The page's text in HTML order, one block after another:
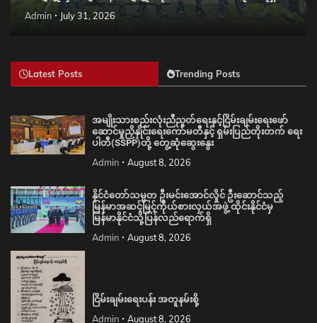
Admin July 31, 2026
Latest Posts Trending Posts
အမျိုးသားစည်းလုံးညီညွတ်ရေးနှင့်ငြိမ်းချမ်းရေးဖော်
ဆောင်မှုညှိနှိုင်းရေးကော်မတီနှင့် ရှမ်းပြည်တိုးတက် ရေး
ပါတီ(SSPP)တို့ တွေ့ဆုံဆွေးနွေး
Admin August 8, 2026
နိုင်ငံတော်သမ္မတ ဦးမင်းအောင်လှိုင် ဦးဆောင်သည့်
မြန်မာအဆင့်မြင့်ကိုယ်စားလှယ်အဖွဲ့ ထိုင်းနိုင်ငံမှ
မြန်မာနိုင်ငံသို့ပြန်လည်ရောက်ရှိ
Admin August 8, 2026
ငြိမ်းချမ်းရေးပန်း အတူနမ်းစို့
Admin August 8, 2026